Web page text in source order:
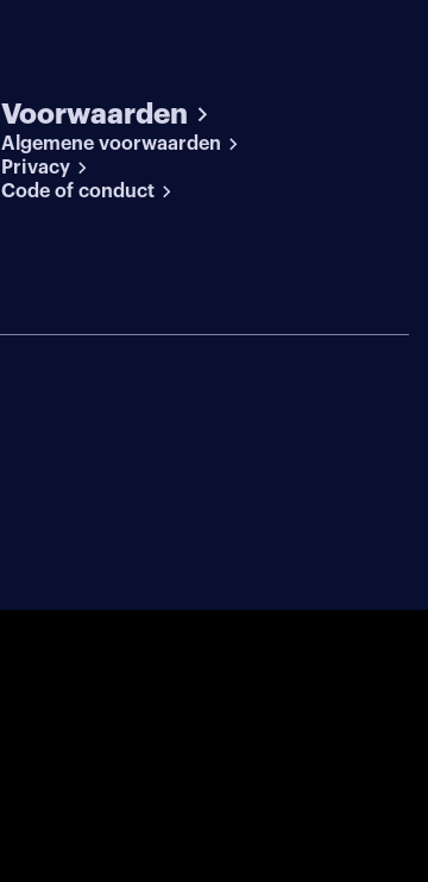
Voorwaarden
Algemene voorwaarden
Privacy
Code of conduct